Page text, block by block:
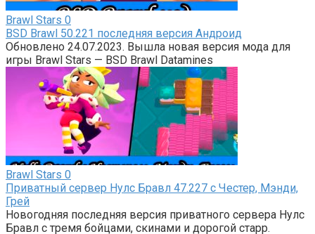
Brawl Stars 0
BSD Brawl 50.221 последняя версия Андроид
Обновлено 24.07.2023. Вышла новая версия мода для
игры Brawl Stars — BSD Brawl Datamines
Brawl Stars 0
Приватный сервер Нулс Бравл 47.227 с Честер, Мэнди,
Грей
Новогодняя последняя версия приватного сервера Нулс
Бравл с тремя бойцами, скинами и дорогой старр.